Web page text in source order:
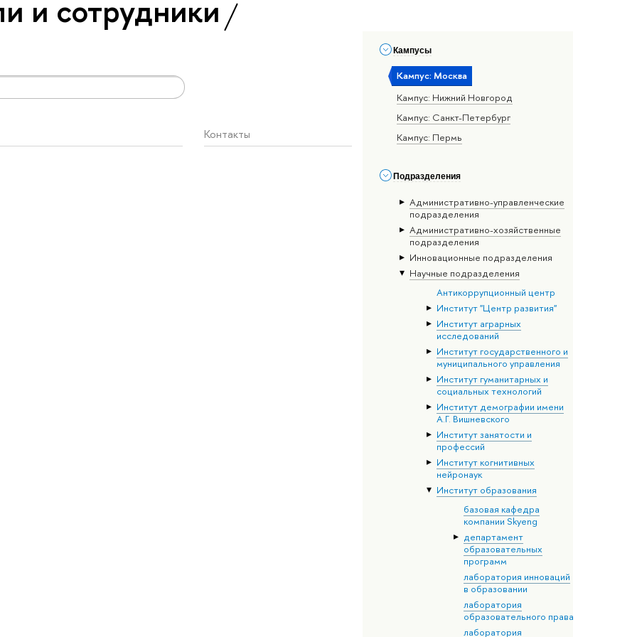
Кампусы
Кампус: Москва
Кампус: Нижний Новгород
Кампус: Санкт-Петербург
Кампус: Пермь
Подразделения
Административно-управленческие
подразделения
Административно-хозяйственные
подразделения
Инновационные подразделения
Научные подразделения
Антикоррупционный центр
Институт "Центр развития"
Институт аграрных
исследований
Институт государственного и
муниципального управления
Институт гуманитарных и
социальных технологий
Институт демографии имени
А.Г. Вишневского
Институт занятости и
профессий
Институт когнитивных
нейронаук
Институт образования
базовая кафедра
компании Skyeng
департамент
образовательных
программ
лаборатория инноваций
в образовании
лаборатория
образовательного права
лаборатория
и сотрудники
Контакты